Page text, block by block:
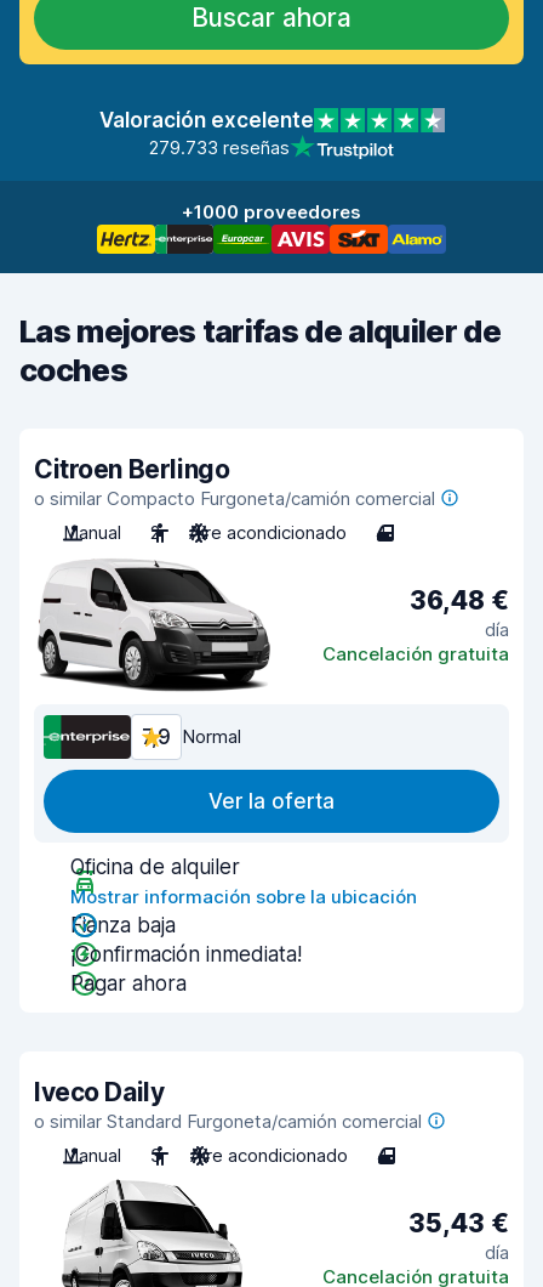
Buscar ahora
Valoración excelente
279.733 reseñas
+1000 proveedores
Las mejores tarifas de alquiler de
coches
Citroen Berlingo
o similar Compacto Furgoneta/camión comercial
Manual
2 Aire acondicionado 4
36,48 €
día
Cancelación gratuita
7,9 Normal
Ver la oferta
Oficina de alquiler
Mostrar información sobre la ubicación
Fianza baja
¡Confirmación inmediata!
Pagar ahora
Iveco Daily
o similar Standard Furgoneta/camión comercial
Manual
3 Aire acondicionado 4
35,43 €
día
Cancelación gratuita